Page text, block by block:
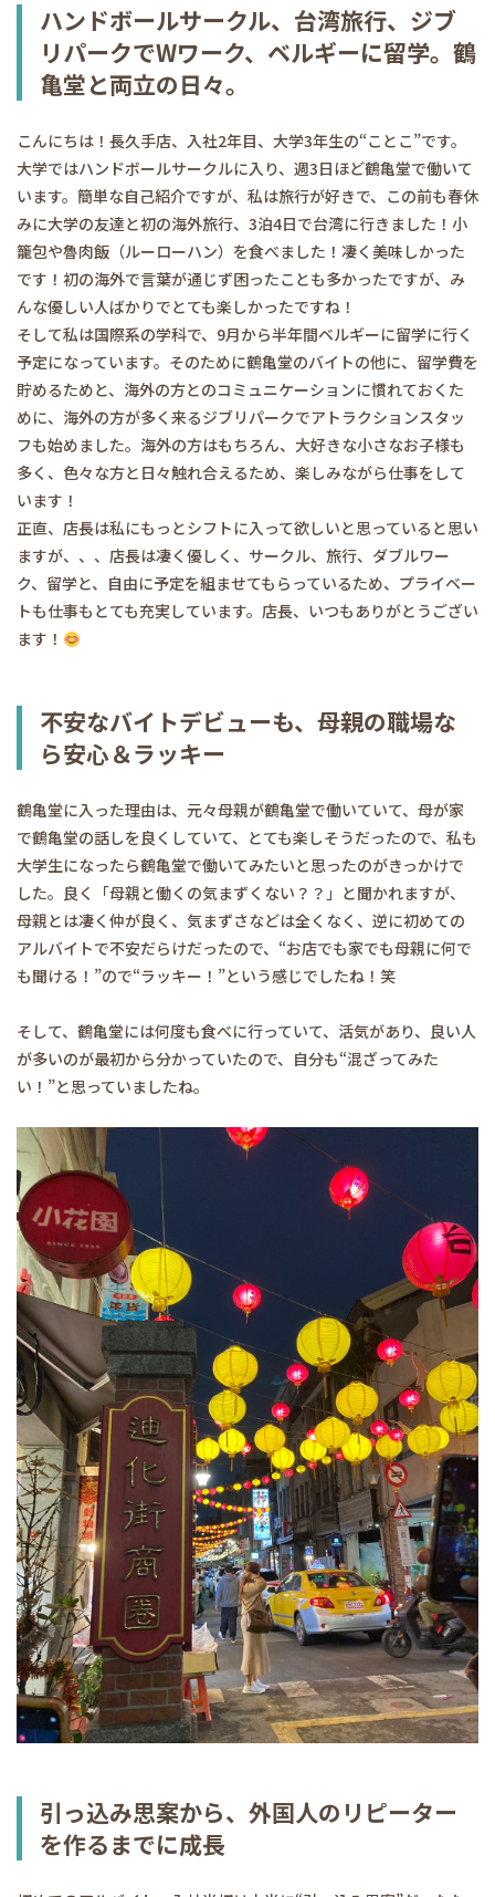
ハンドボールサークル、台湾旅行、ジブ
リパークでWワーク、ベルギーに留学。鶴
亀堂と両立の日々。
こんにちは！長久手店、入社2年目、大学3年生の“ことこ”です。
大学ではハンドボールサークルに入り、週3日ほど鶴亀堂で働いて
います。簡単な自己紹介ですが、私は旅行が好きで、この前も春休
みに大学の友達と初の海外旅行、3泊4日で台湾に行きました！小
籠包や魯肉飯（ルーローハン）を食べました！凄く美味しかった
です！初の海外で言葉が通じず困ったことも多かったですが、み
んな優しい人ばかりでとても楽しかったですね！
そして私は国際系の学科で、9月から半年間ベルギーに留学に行く
予定になっています。そのために鶴亀堂のバイトの他に、留学費を
貯めるためと、海外の方とのコミュニケーションに慣れておくた
めに、海外の方が多く来るジブリパークでアトラクションスタッ
フも始めました。海外の方はもちろん、大好きな小さなお子様も
多く、色々な方と日々触れ合えるため、楽しみながら仕事をして
います！
正直、店長は私にもっとシフトに入って欲しいと思っていると思い
ますが、、、店長は凄く優しく、サークル、旅行、ダブルワー
ク、留学と、自由に予定を組ませてもらっているため、プライベー
トも仕事もとても充実しています。店長、いつもありがとうござい
ます！
不安なバイトデビューも、母親の職場な
ら安心＆ラッキー
鶴亀堂に入った理由は、元々母親が鶴亀堂で働いていて、母が家
で鶴亀堂の話しを良くしていて、とても楽しそうだったので、私も
大学生になったら鶴亀堂で働いてみたいと思ったのがきっかけで
した。良く「母親と働くの気まずくない？？」と聞かれますが、
母親とは凄く仲が良く、気まずさなどは全くなく、逆に初めての
アルバイトで不安だらけだったので、“お店でも家でも母親に何で
も聞ける！”ので“ラッキー！”という感じでしたね！笑
そして、鶴亀堂には何度も食べに行っていて、活気があり、良い人
が多いのが最初から分かっていたので、自分も“混ざってみた
い！”と思っていましたね。
引っ込み思案から、外国人のリピーター
を作るまでに成長